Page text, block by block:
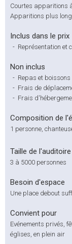
Courtes apparitions
Apparitions plus
Inclus dans le prix
- Représentation et
Non inclus
- Repas et boissons
- Frais de
- Frais
Composition de
1 personne,
Taille de l'auditoire
3 à 5000 personnes
Besoin d'espace
Une place debout
Convient pour
Evénements privés,
églises, en plein air